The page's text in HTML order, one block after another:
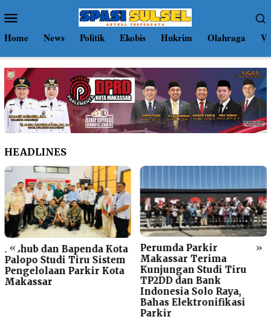
ke
kontenMobile
Home News Politik Ekobis Hukrim Olahraga
HEADLINES
« »
Dishub dan Bapenda Kota
Palopo Studi Tiru Sistem
Pengelolaan Parkir Kota
Makassar
Perumda Parkir
Makassar Terima
Kunjungan Studi Tiru
TP2DD dan Bank
Indonesia Solo Raya,
Bahas Elektronifikasi
Parkir